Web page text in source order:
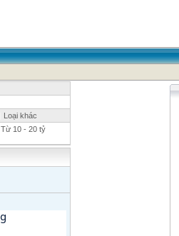
Loại khác
Từ 10 - 20 tỷ